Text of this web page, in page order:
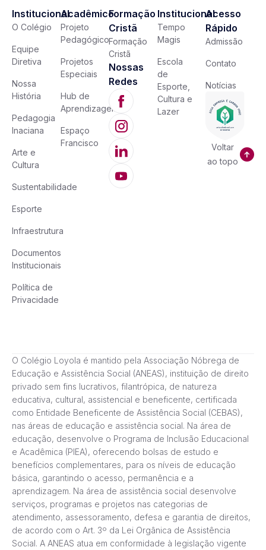
Institucional
O Colégio
Equipe
Diretiva
Nossa
História
Pedagogia
Inaciana
Arte e
Cultura
Sustentabilidade
Esporte
Infraestrutura
Documentos
Institucionais
Política de
Privacidade
Acadêmico
Projeto
Pedagógico
Projetos
Especiais
Hub de
Aprendizagem
Espaço
Francisco
Formação
Cristã
Formação
Cristã
Nossas
Redes
Institucional
Tempo
Magis
Escola
de
Esporte,
Cultura e
Lazer
Acesso
Rápido
Admissão
Contato
Notícias
Voltar
ao topo
O Colégio Loyola é mantido pela Associação Nóbrega de
Educação e Assistência Social (ANEAS), instituição de direito
privado sem fins lucrativos, filantrópica, de natureza
educativa, cultural, assistencial e beneficente, certificada
como Entidade Beneficente de Assistência Social (CEBAS),
nas áreas de educação e assistência social. Na área de
educação, desenvolve o Programa de Inclusão Educacional
e Acadêmica (PIEA), oferecendo bolsas de estudo e
benefícios complementares, para os níveis de educação
básica, garantindo o acesso, permanência e a
aprendizagem. Na área de assistência social desenvolve
serviços, programas e projetos nas categorias de
atendimento, assessoramento, defesa e garantia de direitos,
de acordo com o Art. 3º da Lei Orgânica de Assistência
Social. A ANEAS atua em conformidade à legislação vigente